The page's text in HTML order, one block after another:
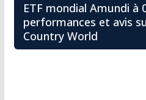
ETF mondial Amundi à
performances et avis
Country World